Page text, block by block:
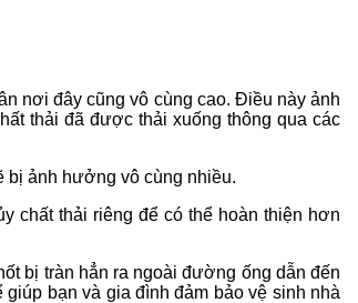
nơi đây cũng vô cùng cao. Điều này ảnh
thải đã được thải xuống thông qua các
bị ảnh hưởng vô cùng nhiều.
chất thải riêng để có thể hoàn thiện hơn
bị tràn hẳn ra ngoài đường ống dẫn đến
bạn và gia đình đảm bảo vệ sinh nhà